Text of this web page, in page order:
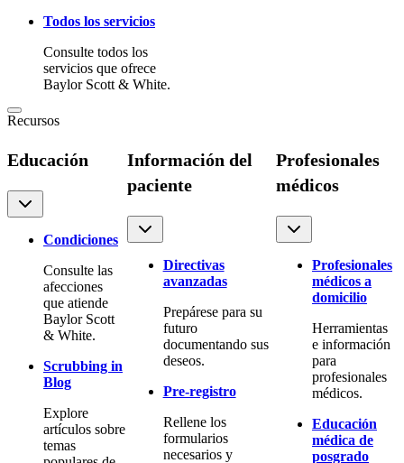
Todos los servicios
Consulte todos los
servicios que ofrece
Baylor Scott & White.
Recursos
Educación
Condiciones
Consulte las
afecciones
que atiende
Baylor Scott
& White.
Scrubbing in
Blog
Explore
artículos sobre
temas
Información del
paciente
Directivas
avanzadas
Prepárese para su
futuro
documentando sus
deseos.
Pre-registro
Rellene los
formularios
necesarios y
Profesionales
médicos
Profesionales
médicos a
domicilio
Herramientas
e información
para
profesionales
médicos.
Educación
médica de
posgrado